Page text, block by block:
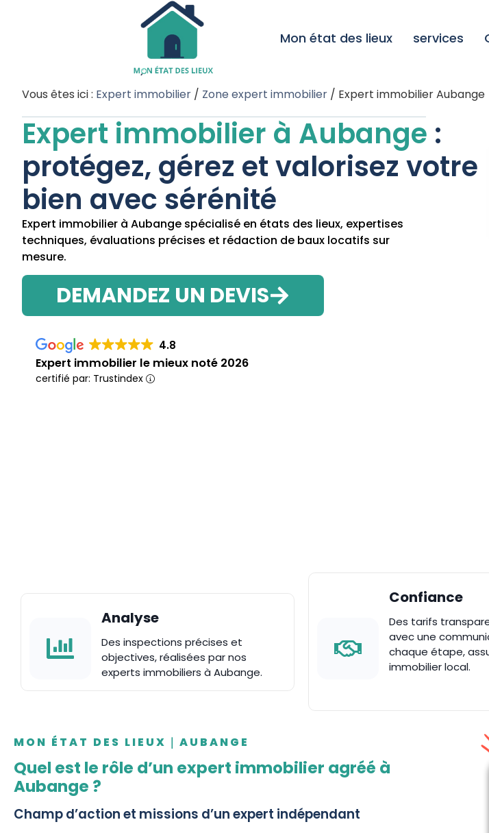
Mon état des lieux services
Expert immobilier à Aubange :
protégez, gérez et valorisez votre
bien avec sérénité
Expert immobilier à Aubange spécialisé en états des lieux, expertises
techniques, évaluations précises et rédaction de baux locatifs sur
mesure.
DEMANDEZ UN DEVIS
4.8
Expert immobilier le mieux noté 2026
certifié par: Trustindex
Vous êtes ici : Expert immobilier / Zone expert immobilier / Expert immobilier Aubange
Analyse
Des inspections précises et
objectives, réalisées par nos
experts immobiliers à Aubange.
Confiance
Des tarifs
avec une
chaque étape,
immobilier local.
MON ÉTAT DES LIEUX｜AUBANGE
Quel est le rôle d’un expert immobilier agréé à
Aubange ?
Champ d’action et missions d’un expert indépendant